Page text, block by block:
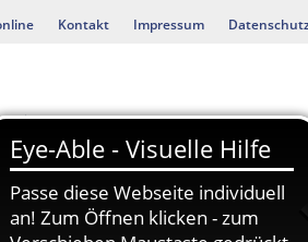
Kontakt Impressum
Bauen & Umwelt